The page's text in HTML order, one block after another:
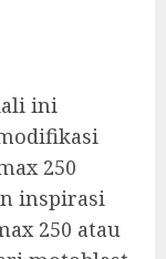
ini
250
inspirasi
250 atau